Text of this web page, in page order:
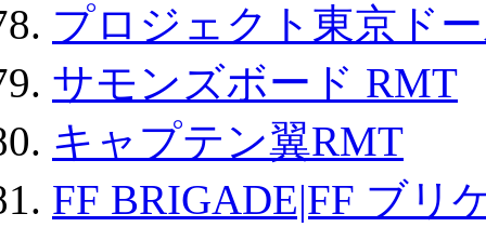
プロジェクト東京ド
サモンズボード RMT
キャプテン翼RMT
FF BRIGADE|FF ブリ